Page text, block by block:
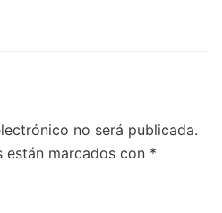
no será publicada.
marcados con *